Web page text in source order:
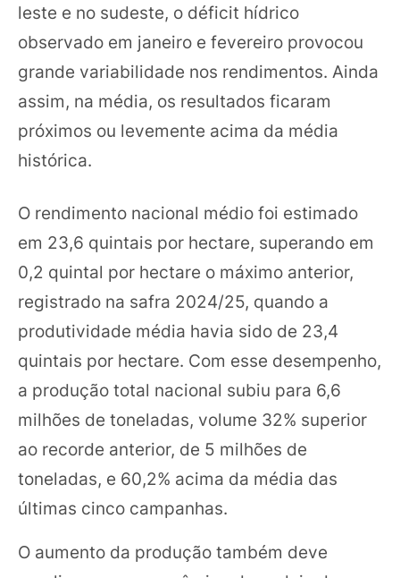
leste e no sudeste, o déficit hídrico
observado em janeiro e fevereiro provocou
grande variabilidade nos rendimentos. Ainda
assim, na média, os resultados ficaram
próximos ou levemente acima da média
histórica.
O rendimento nacional médio foi estimado
em 23,6 quintais por hectare, superando em
0,2 quintal por hectare o máximo anterior,
registrado na safra 2024/25, quando a
produtividade média havia sido de 23,4
quintais por hectare. Com esse desempenho,
a produção total nacional subiu para 6,6
milhões de toneladas, volume 32% superior
ao recorde anterior, de 5 milhões de
toneladas, e 60,2% acima da média das
últimas cinco campanhas.
O aumento da produção também deve